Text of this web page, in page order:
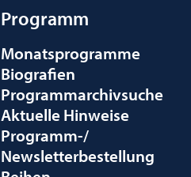
Programm
Monatsprogramme
Biografien
Programmarchivsuche
Aktuelle Hinweise
Programm-/
Newsletterbestellung